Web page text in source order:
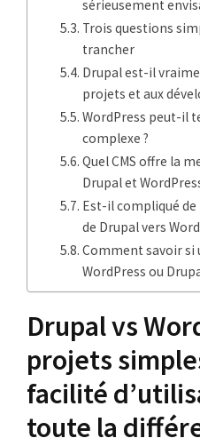
sérieusement
Trois questions
trancher
Drupal est-il
projets et aux
WordPress peut-il
complexe ?
Quel CMS offre la
Drupal et
Est-il compliqué
de Drupal vers
Comment savoir si
WordPress ou
Drupal vs
projets
facilité
toute la